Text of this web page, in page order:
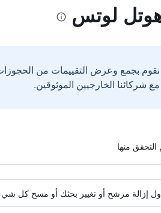
لوتس
نقوم بجمع وعرض التقييمات من
إزالة مرشح أو تغيير بحثك أو مسح كل